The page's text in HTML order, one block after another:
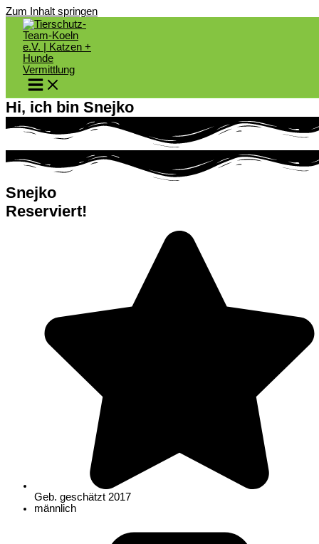
Zum Inhalt springen
Hi, ich bin Snejko
Snejko
Reserviert!
Geb. geschätzt 2017
männlich